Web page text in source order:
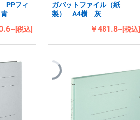
PPフィ
[税込]
ガバットファイル（紙
製） A4横 灰
￥481.8~[税込]